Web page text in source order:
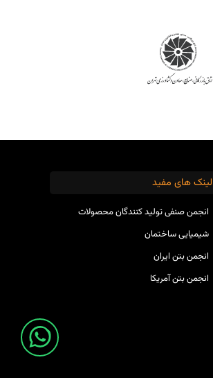
لینک های مفید
انجمن صنفی تولید کنندگان محصولات
شیمیایی ساختمان
انجمن بتن ایران
انجمن بتن آمریکا